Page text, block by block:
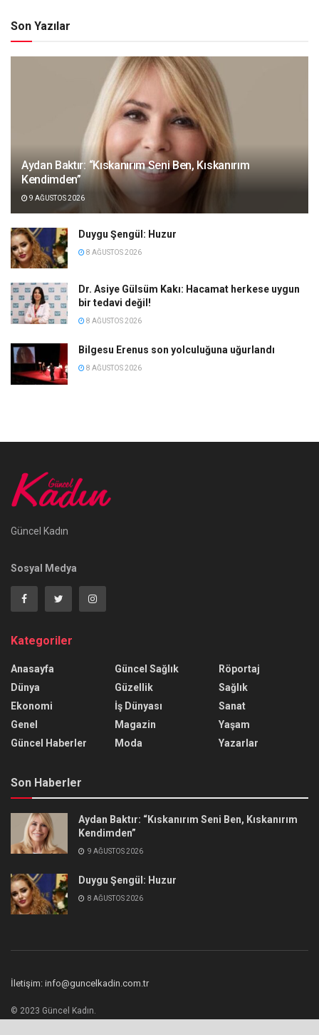
Son Yazılar
Aydan Baktır: “Kıskanırım Seni Ben, Kıskanırım
Kendimden”
9 AĞUSTOS 2026
Duygu Şengül: Huzur
8 AĞUSTOS 2026
Dr. Asiye Gülsüm Kakı: Hacamat herkese uygun
bir tedavi değil!
8 AĞUSTOS 2026
Bilgesu Erenus son yolculuğuna uğurlandı
8 AĞUSTOS 2026
Güncel Kadın
Sosyal Medya
Kategoriler
Anasayfa
Dünya
Ekonomi
Genel
Güncel Haberler
Güncel Sağlık
Güzellik
İş Dünyası
Magazin
Moda
Röportaj
Sağlık
Sanat
Yaşam
Yazarlar
Son Haberler
Aydan Baktır: “Kıskanırım Seni Ben, Kıskanırım
Kendimden”
9 AĞUSTOS 2026
Duygu Şengül: Huzur
8 AĞUSTOS 2026
İletişim: info@guncelkadin.com.tr
© 2023 Güncel Kadın.